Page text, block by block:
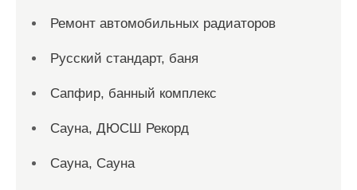
Ремонт автомобильных радиаторов
Русский стандарт, баня
Сапфир, банный комплекс
Сауна, ДЮСШ Рекорд
Сауна, Сауна